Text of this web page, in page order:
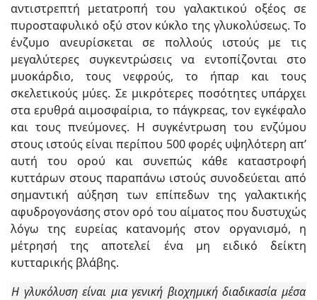
αντιστρεπτή μετατροπή του γαλακτικού οξέος σε
πυροσταφυλικό οξύ στον κύκλο της γλυκολύσεως. Το
ένζυμο ανευρίσκεται σε πολλούς ιστούς με τις
μεγαλύτερες συγκεντρώσεις να εντοπίζονται στο
μυοκάρδιο, τους νεφρούς, το ήπαρ και τους
σκελετικούς μύες. Σε μικρότερες ποσότητες υπάρχει
στα ερυθρά αιμοσφαίρια, το πάγκρεας, τον εγκέφαλο
και τους πνεύμονες. Η συγκέντρωση του ενζύμου
στους ιστούς είναι περίπου 500 φορές υψηλότερη απ’
αυτή του ορού και συνεπώς κάθε καταστροφή
κυττάρων στους παραπάνω ιστούς συνοδεύεται από
σημαντική αύξηση των επίπεδων της γαλακτικής
αφυδρογονάσης στον ορό του αίματος που δυστυχώς
λόγω της ευρείας κατανομής στον οργανισμό, η
μέτρησή της αποτελεί ένα μη ειδικό δείκτη
κυτταρικής βλάβης.
Η γλυκόλυση είναι µια γενική βιοχημική διαδικασία μέσα